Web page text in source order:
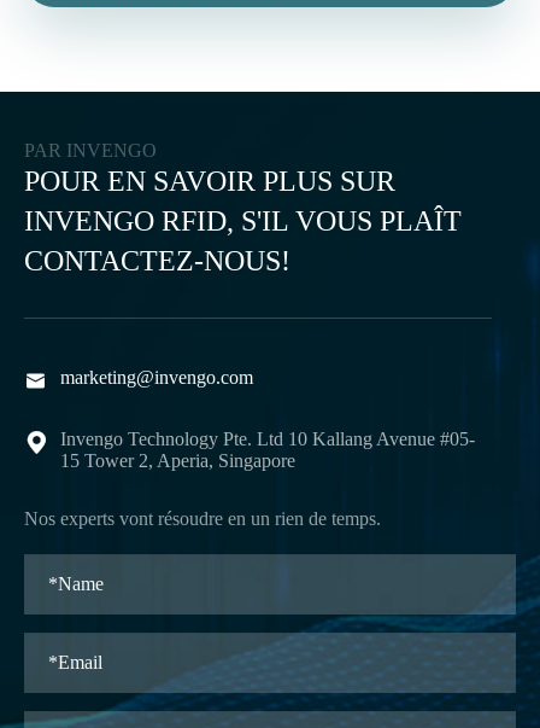
PAR INVENGO
POUR EN SAVOIR PLUS SUR
INVENGO RFID, S'IL VOUS PLAÎT
CONTACTEZ-NOUS!
 marketing@invengo.com

Invengo Technology Pte. Ltd 10 Kallang Avenue #05-
15 Tower 2, Aperia, Singapore
Nos experts vont résoudre en un rien de temps.